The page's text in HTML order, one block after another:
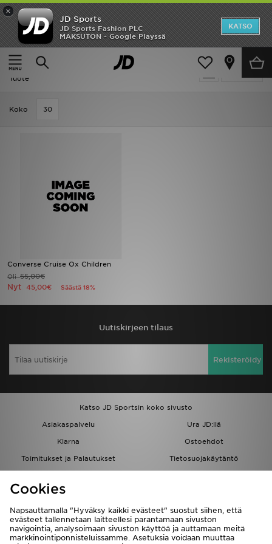
×
JD Sports
JD Sports Fashion PLC
MAKSUTON - Google Playssä
KATSO
Etusivu
Lapset Lasten kengät (Koot 28-34) Skeittikengät
Suodata
Ale | Lapset - Sininen Skeittikengät
Tuote
Koko 30
Converse Cruise Ox Children
Oli55,00€
Nyt 45,00€ Säästä 18%
Uutiskirjeen tilaus
Rekisteröidy
Katso JD Sportsin koko sivusto
Asiakaspalvelu
Ura JD:llä
Klarna
Ostoehdot
Toimitukset ja Palautukset
Tietosuojakäytäntö
Löydä myymälä
Kumppanuusohjelma
JD Blog
Etusivu
Ale
Uutuudet
Minun JD
Asiakaspalvelu ja tietoa
Cookies
Napsauttamalla "Hyväksy kaikki evästeet" suostut siihen, että
evästeet tallennetaan laitteellesi parantamaan sivuston
navigointia, analysoimaan sivuston käyttöä ja auttamaan meitä
markkinointiponnisteluissamme. Asetuksia voidaan muuttaa